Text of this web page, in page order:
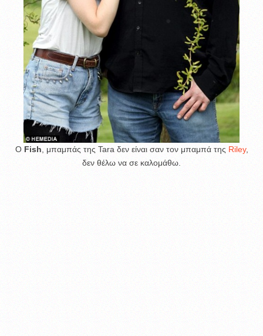
Ο Fish , μπαμπάς της Tara δεν είναι σαν τον μπαμπά της Riley,
δεν θέλω να σε καλομάθω.